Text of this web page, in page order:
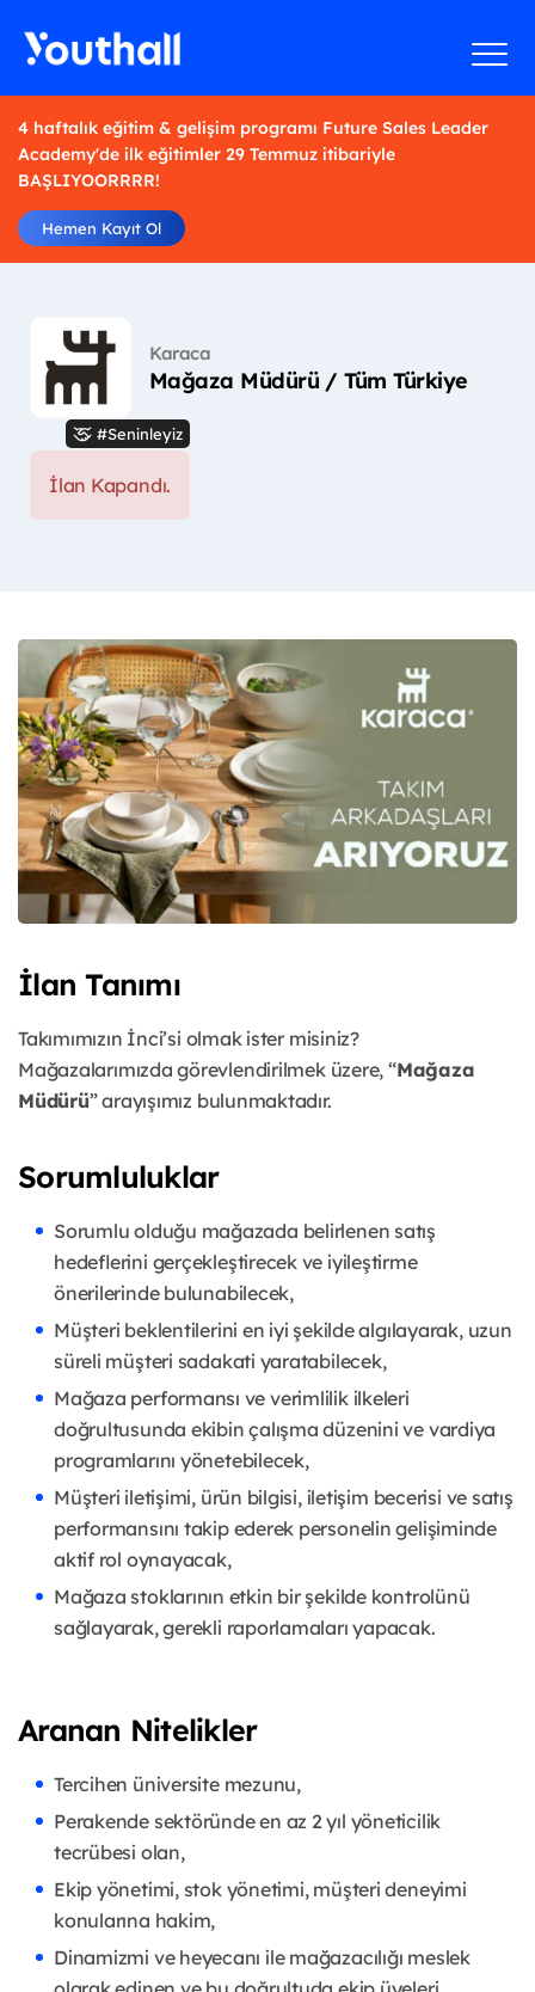
4 haftalık eğitim & gelişim programı Future Sales Leader
Academy'de ilk eğitimler 29 Temmuz itibariyle
BAŞLIYOORRRR!
Hemen Kayıt Ol
Karaca
Mağaza Müdürü / Tüm Türkiye
#Seninleyiz
İlan Kapandı.
İlan Tanımı
Takımımızın İnci’si olmak ister misiniz?
Mağazalarımızda görevlendirilmek üzere, “Mağaza
Müdürü” arayışımız bulunmaktadır.
Sorumluluklar
Sorumlu olduğu mağazada belirlenen satış
hedeflerini gerçekleştirecek ve iyileştirme
önerilerinde bulunabilecek,
Müşteri beklentilerini en iyi şekilde algılayarak, uzun
süreli müşteri sadakati yaratabilecek,
Mağaza performansı ve verimlilik ilkeleri
doğrultusunda ekibin çalışma düzenini ve vardiya
programlarını yönetebilecek,
Müşteri iletişimi, ürün bilgisi, iletişim becerisi ve satış
performansını takip ederek personelin gelişiminde
aktif rol oynayacak,
Mağaza stoklarının etkin bir şekilde kontrolünü
sağlayarak, gerekli raporlamaları yapacak.
Aranan Nitelikler
Tercihen üniversite mezunu,
Perakende sektöründe en az 2 yıl yöneticilik
tecrübesi olan,
Ekip yönetimi, stok yönetimi, müşteri deneyimi
konularına hakim,
Dinamizmi ve heyecanı ile mağazacılığı meslek